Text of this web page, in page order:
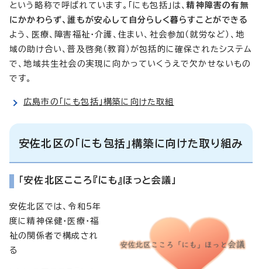
という略称で呼ばれています。「にも包括」は、精神障害の有無
にかかわらず、誰もが安心して自分らしく暮らすことができる
よう、医療、障害福祉・介護、住まい、社会参加（就労など）、地
域の助け合い、普及啓発（教育）が包括的に確保されたシステム
で、地域共生社会の実現に向かっていくうえで欠かせないもの
です。
広島市の「にも包括」構築に向けた取組
安佐北区の「にも包括」構築に向けた取り組み
「安佐北区こころ『にも』ほっと会議」
安佐北区では、令和5年
度に精神保健・医療・福
祉の関係者で構成され
る